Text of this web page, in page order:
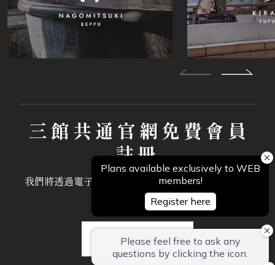
三館共通官網免費會員
註冊
我們將透過電子郵件，向會員專屬發送優惠禮遇與最
新推廣資訊。
立即註冊